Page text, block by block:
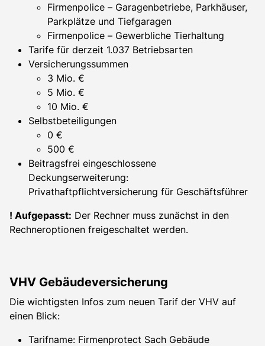
Firmenpolice – Garagenbetriebe, Parkhäuser,
Parkplätze und Tiefgaragen
Firmenpolice – Gewerbliche Tierhaltung
Tarife für derzeit 1.037 Betriebsarten
Versicherungssummen
3 Mio. €
5 Mio. €
10 Mio. €
Selbstbeteiligungen
0 €
500 €
Beitragsfrei eingeschlossene
Deckungserweiterung:
Privathaftpflichtversicherung für Geschäftsführer
! Aufgepasst: Der Rechner muss zunächst in den
Rechneroptionen freigeschaltet werden.
VHV Gebäudeversicherung
Die wichtigsten Infos zum neuen Tarif der VHV auf
einen Blick:
Tarifname: Firmenprotect Sach Gebäude